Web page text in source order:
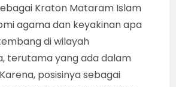
Kraton Mataram Islam
agama dan keyakinan apa
di wilayah
terutama yang ada dalam
posisinya sebagai